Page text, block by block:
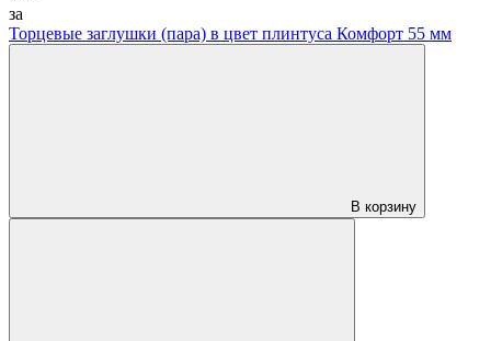
за
Торцевые заглушки (пара) в цвет плинтуса Комфорт 55 мм
В корзину